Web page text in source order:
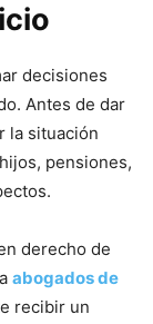
decisiones
Antes de dar
la situación
pensiones,
derecho de
abogados de
recibir un